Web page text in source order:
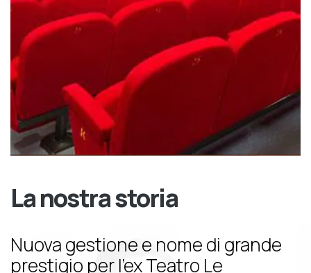
La nostra storia
Nuova gestione e nome di grande
prestigio per l’ex Teatro Le